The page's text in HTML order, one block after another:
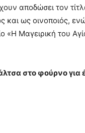
αποδώσει τον
και ως οινοποιός,
«Η Μαγειρική του
στο φούρνο για